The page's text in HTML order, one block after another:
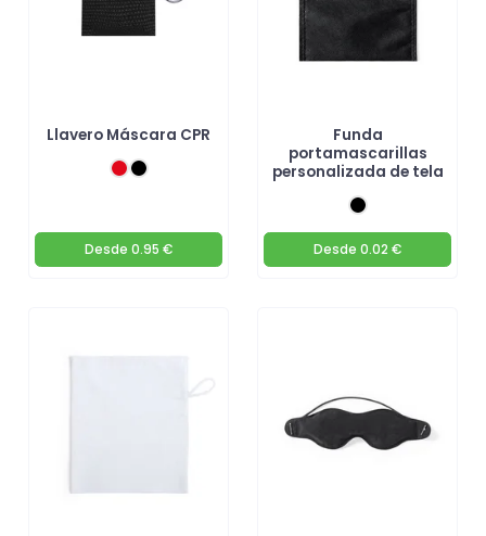
Llavero Máscara CPR
Desde 0.95 €
Funda
portamascarillas
personalizada de tela
Desde 0.02 €